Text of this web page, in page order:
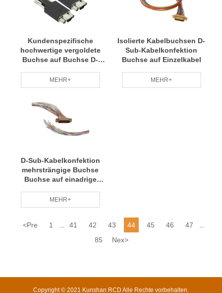
Kundenspezifische
hochwertige vergoldete
Buchse auf Buchse D-
MEHR+
Isolierte Kabelbuchsen D-
Sub-Kabelkonfektion
Buchse auf Einzelkabel
MEHR+
D-Sub-Kabelkonfektion
mehrsträngige Buchse
Buchse auf einadrige
MEHR+
<Pre 1 41 42 43 44 45 46 47
85 Nex>
Copyright © 2021 Kunshan RCD Alle Rechte vorbehalten.